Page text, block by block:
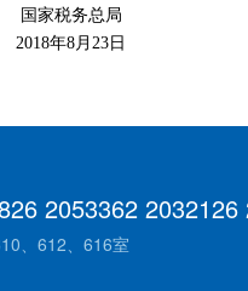
2053362
、612、616室